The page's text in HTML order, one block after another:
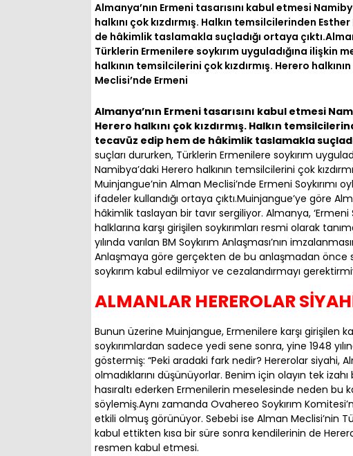
Almanya’nın Ermeni tasarısını kabul etmesi
halkını çok kızdırmış. Halkın temsilcilerinden
de hâkimlik taslamakla suçladığı ortaya
Türklerin Ermenilere soykırım uyguladığına ilişkin
halkının temsilcilerini çok kızdırmış. Herero
Meclisi’nde Ermeni
Almanya’nın Ermeni tasarısını kabul etmesi
Herero halkını çok kızdırmış. Halkın
tecavüz edip hem de hâkimlik taslamakla
suçları dururken, Türklerin Ermenilere soykırım
Namibya’daki Herero halkının temsilcilerini çok
Muinjangue’nin Alman Meclisi’nde Ermeni
ifadeler kullandığı ortaya çıktı.Muinjangue’ye göre
hâkimlik taslayan bir tavır sergiliyor. Almanya, ‘Ermeni
halklarına karşı girişilen soykırımları resmi olarak
yılında varılan BM Soykırım Anlaşması’nın
Anlaşmaya göre gerçekten de bu anlaşmadan önce
soykırım kabul edilmiyor ve cezalandırmayı
ALMANLAR HEREROLAR
Bunun üzerine Muinjangue, Ermenilere karşı girişilen
soykırımlardan sadece yedi sene sonra, yine 1948
göstermiş: “Peki aradaki fark nedir? Hererolar siyahi,
olmadıklarını düşünüyorlar. Benim için olayın tek
hasıraltı ederken Ermenilerin meselesinde neden bu
söylemiş.Aynı zamanda Ovahereo Soykırım
etkili olmuş görünüyor. Sebebi ise Alman Meclisi’nin
kabul ettikten kısa bir süre sonra kendilerinin de
resmen kabul etmesi.